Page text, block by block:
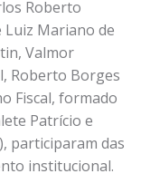
Roberto
Mariano de
Valmor
Roberto Borges
Fiscal, formado
Patrício e
participaram das
institucional.